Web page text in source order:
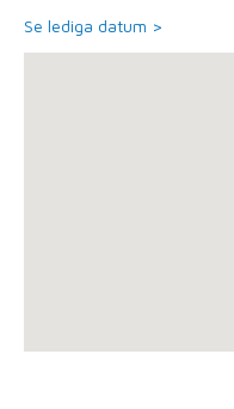
Se lediga datum >